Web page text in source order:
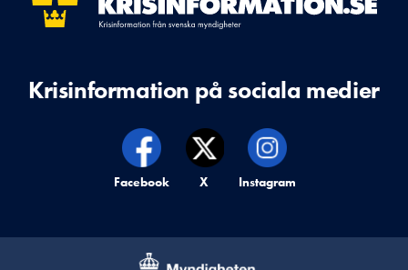
Krisinformation på sociala medier
Krisinformation på,
Facebook Krisinformation på,
X Krisinformation på,
Instagram